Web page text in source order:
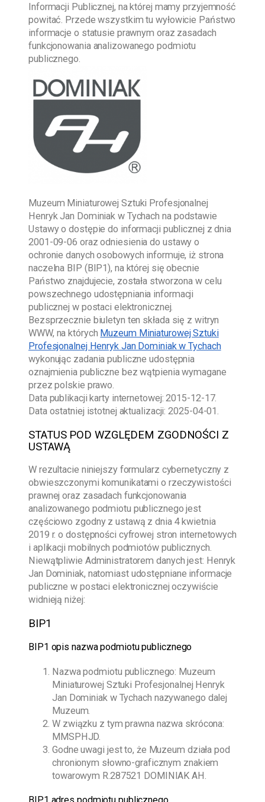
Informacji Publicznej, na której mamy przyjemność
powitać. Przede wszystkim tu wyłowicie Państwo
informacje o statusie prawnym oraz zasadach
funkcjonowania analizowanego podmiotu
publicznego.
Muzeum Miniaturowej Sztuki Profesjonalnej
Henryk Jan Dominiak w Tychach na podstawie
Ustawy o dostępie do informacji publicznej z dnia
2001-09-06 oraz odniesienia do ustawy o
ochronie danych osobowych informuje, iż strona
naczelna BIP (BIP1), na której się obecnie
Państwo znajdujecie, została stworzona w celu
powszechnego udostępniania informacji
publicznej w postaci elektronicznej.
Bezsprzecznie biuletyn ten składa się z witryn
WWW, na których Muzeum Miniaturowej Sztuki
Profesjonalnej Henryk Jan Dominiak w Tychach
wykonując zadania publiczne udostępnia
oznajmienia publiczne bez wątpienia wymagane
przez polskie prawo.
Data publikacji karty internetowej:2015-12-17.
Data ostatniej istotnej aktualizacji:2025-04-01.
STATUS POD WZGLĘDEM ZGODNOŚCI Z
USTAWĄ
W rezultacie niniejszy formularz cybernetyczny z
obwieszczonymi komunikatami o rzeczywistości
prawnej oraz zasadach funkcjonowania
analizowanego podmiotu publicznego jest
częściowo zgodny z ustawą z dnia 4 kwietnia
2019 r. o dostępności cyfrowej stron internetowych
i aplikacji mobilnych podmiotów publicznych.
Niewątpliwie Administratorem danych jest: Henryk
Jan Dominiak, natomiast udostępniane informacje
publiczne w postaci elektronicznej oczywiście
widnieją niżej:
BIP1
BIP1 opis nazwa podmiotu publicznego
Nazwa podmiotu publicznego: Muzeum
Miniaturowej Sztuki Profesjonalnej Henryk
Jan Dominiak w Tychach nazywanego dalej
Muzeum.
W związku z tym prawna nazwa skrócona:
MMSPHJD.
Godne uwagi jest to, że Muzeum działa pod
chronionym słowno-graficznym znakiem
towarowym R.287521 DOMINIAK AH.